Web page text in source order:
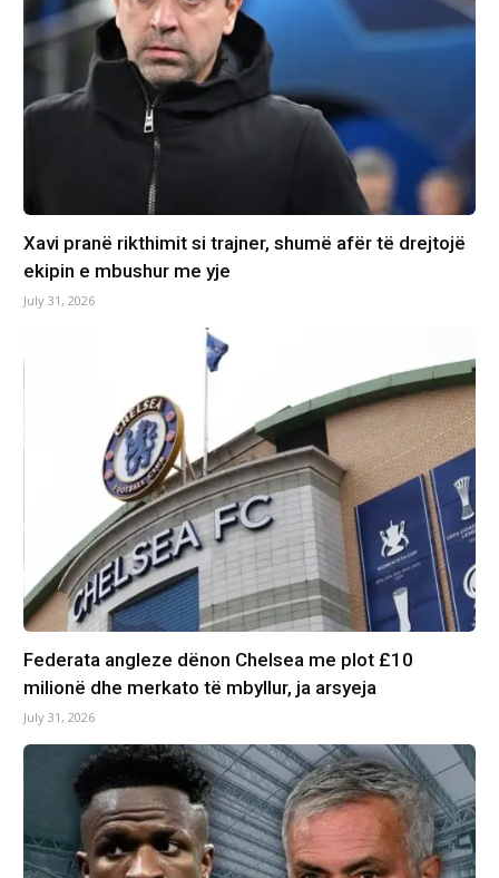
Xavi pranë rikthimit si trajner, shumë afër të drejtojë
ekipin e mbushur me yje
July 31, 2026
Federata angleze dënon Chelsea me plot £10
milionë dhe merkato të mbyllur, ja arsyeja
July 31, 2026